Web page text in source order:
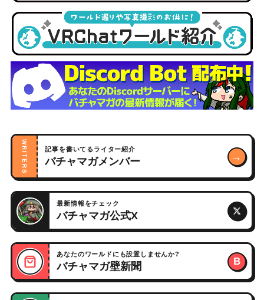
WRITERS 記事を書いてるライター紹介
バチャマガメンバー →
最新情報をチェック
バチャマガ公式X
あなたのワールドにも設置しませんか?
バチャマガ壁新聞 B